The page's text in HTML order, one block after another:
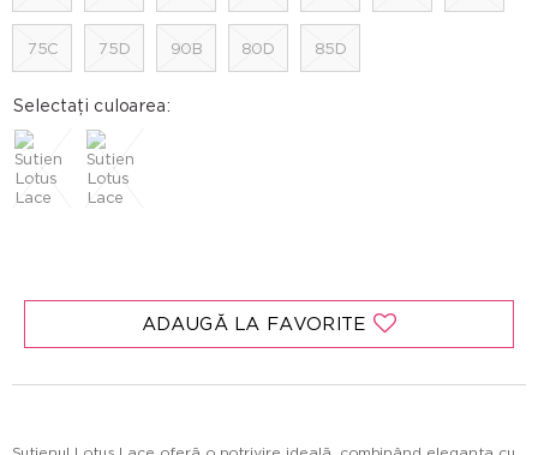
75C 75D 90B 80D 85D
Selectați culoarea:
ADAUGĂ LA FAVORITE